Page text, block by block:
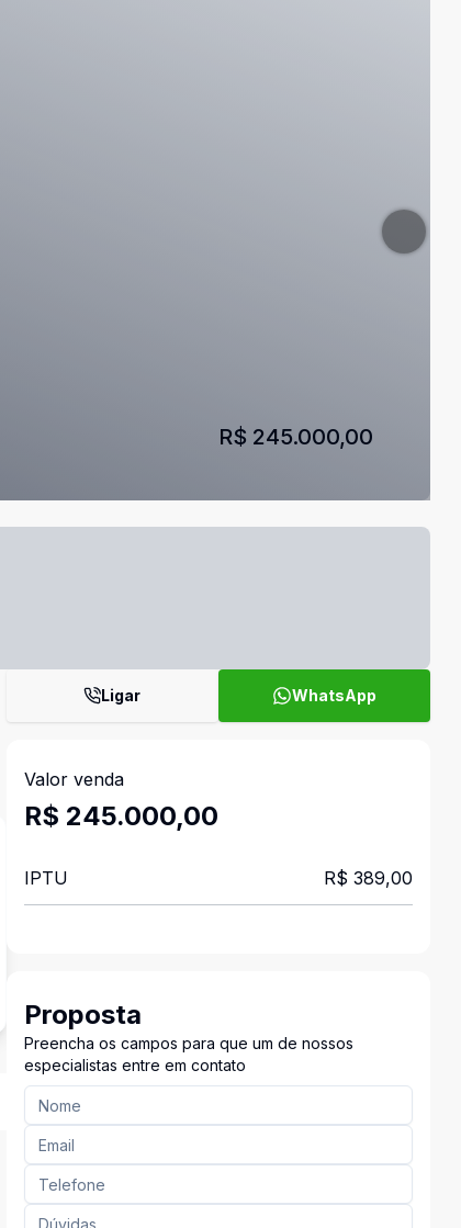
R$ 245.000,00
Ligar WhatsApp
Valor venda
R$ 245.000,00
IPTU R$ 389,00
Proposta
Preencha os campos para que um de nossos
especialistas entre em contato